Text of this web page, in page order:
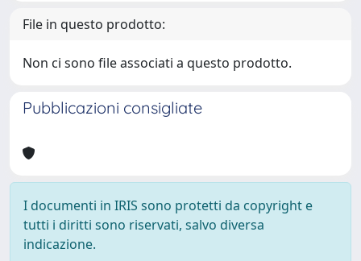
File in questo prodotto:
Non ci sono file associati a questo prodotto.
Pubblicazioni consigliate
I documenti in IRIS sono protetti da copyright e
tutti i diritti sono riservati, salvo diversa
indicazione.